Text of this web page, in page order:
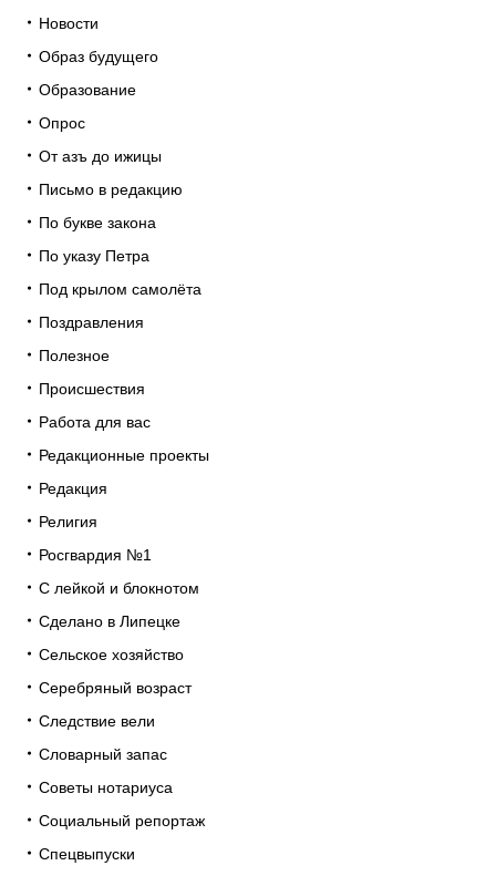
Новости
Образ будущего
Образование
Опрос
От азъ до ижицы
Письмо в редакцию
По букве закона
По указу Петра
Под крылом самолёта
Поздравления
Полезное
Происшествия
Работа для вас
Редакционные проекты
Редакция
Религия
Росгвардия №1
С лейкой и блокнотом
Сделано в Липецке
Сельское хозяйство
Серебряный возраст
Следствие вели
Словарный запас
Советы нотариуса
Социальный репортаж
Спецвыпуски